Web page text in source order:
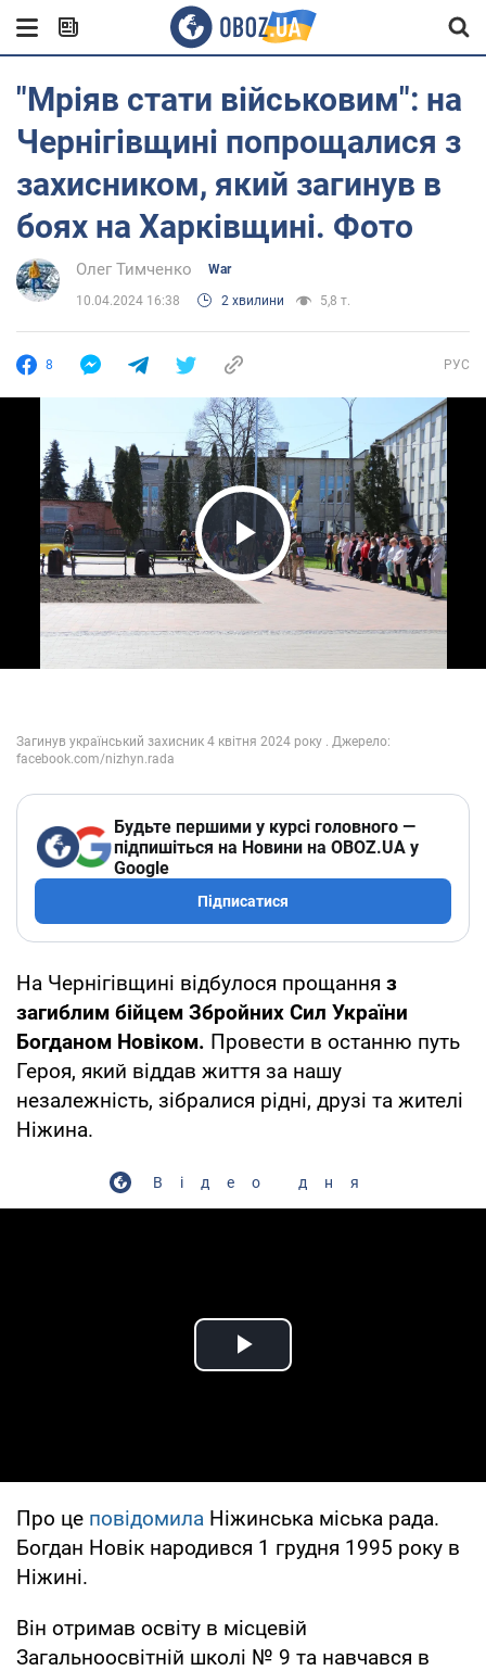
"Мріяв стати військовим": на
Чернігівщині попрощалися з
захисником, який загинув в
боях на Харківщині. Фото
Олег Тимченко War
10.04.2024 16:38 2 хвилини 5,8 т.
8 РУС
Play Video
Будьте першими у курсі головного —
підпишіться на Новини на OBOZ.UA у
Google
Підписатися
На Чернігівщині відбулося прощання з
загиблим бійцем Збройних Сил України
Богданом Новіком. Провести в останню путь
Героя, який віддав життя за нашу
незалежність, зібралися рідні, друзі та жителі
Ніжина.
Відео дня
Play Video
Про це повідомила Ніжинська міська рада.
Богдан Новік народився 1 грудня 1995 року в
Ніжині.
Він отримав освіту в місцевій
Загальноосвітній школі № 9 та навчався в